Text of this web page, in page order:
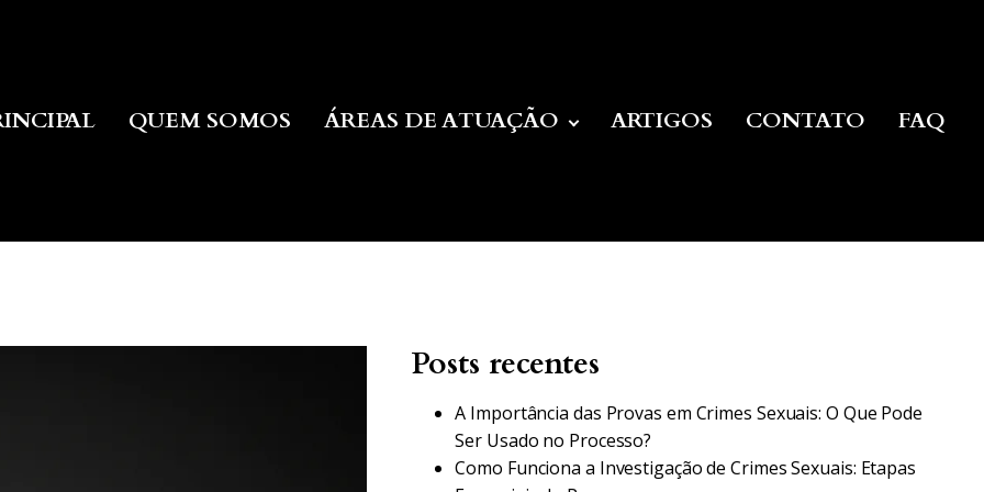
QUEM SOMOS ÁREAS DE ATUAÇÃO ARTIGOS CONTATO FAQ
Posts recentes
A Importância das Provas em Crimes Sexuais: O Que Pode
Ser Usado no Processo?
Como Funciona a Investigação de Crimes Sexuais: Etapas